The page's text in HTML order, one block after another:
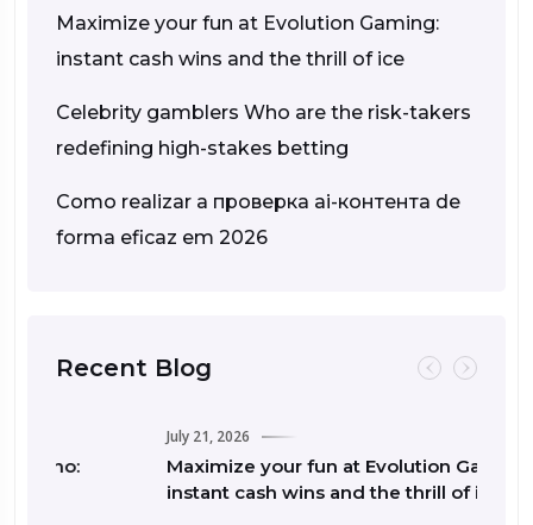
Maximize your fun at Evolution Gaming:
instant cash wins and the thrill of ice
Celebrity gamblers Who are the risk-takers
redefining high-stakes betting
Como realizar a проверка ai-контента de
forma eficaz em 2026
Recent Blog
July 21, 2026
Maximize your fun at Evolution Gaming:
instant cash wins and the thrill of ice